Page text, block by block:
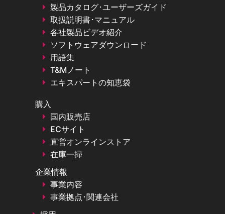
製品カタログ･ユーザーズガイド
取扱説明書･マニュアル
各社製品ビデオ紹介
ソフトウェアダウンロード
用語集
T&Mノート
エキスパートの知恵袋
購入
国内販売店
ECサイト
直営オンラインストア
在庫一掃
企業情報
事業内容
事業拠点･関連会社